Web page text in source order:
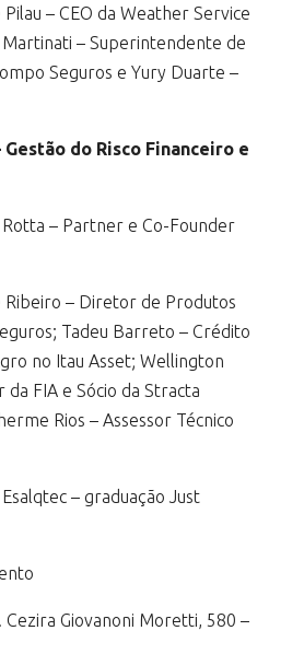
– CEO da Weather Service
Martinati – Superintendente de
Seguros e Yury Duarte –
Gestão do Risco Financeiro e
– Partner e Co-Founder
Ribeiro – Diretor de Produtos
Tadeu Barreto – Crédito
no Itau Asset; Wellington
da FIA e Sócio da Stracta
Rios – Assessor Técnico
– graduação Just
Cezira Giovanoni Moretti, 580 –